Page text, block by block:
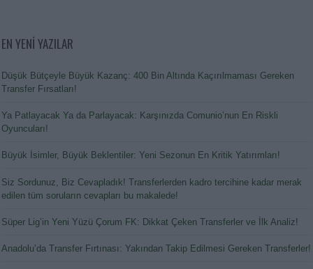
EN YENİ YAZILAR
Düşük Bütçeyle Büyük Kazanç: 400 Bin Altında Kaçırılmaması Gereken
Transfer Fırsatları!
Ya Patlayacak Ya da Parlayacak: Karşınızda Comunio’nun En Riskli
Oyuncuları!
Büyük İsimler, Büyük Beklentiler: Yeni Sezonun En Kritik Yatırımları!
Siz Sordunuz, Biz Cevapladık! Transferlerden kadro tercihine kadar merak
edilen tüm soruların cevapları bu makalede!
Süper Lig’in Yeni Yüzü Çorum FK: Dikkat Çeken Transferler ve İlk Analiz!
Anadolu’da Transfer Fırtınası: Yakından Takip Edilmesi Gereken Transferler!